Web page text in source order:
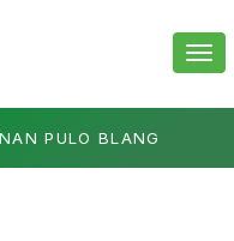
PULO BLANG